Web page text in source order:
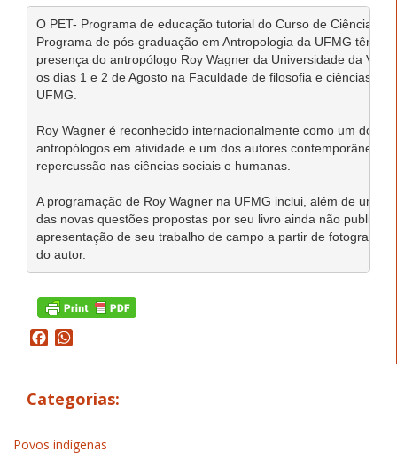
O PET- Programa de educação tutorial do Curso de Ciências
Programa de pós-graduação em Antropologia da UFMG têm o
presença do antropólogo Roy Wagner da Universidade da
os dias 1 e 2 de Agosto na Faculdade de filosofia e ciências
UFMG.
Roy Wagner é reconhecido internacionalmente como um dos
antropólogos em atividade e um dos autores contemporâneos
repercussão nas ciências sociais e humanas.
A programação de Roy Wagner na UFMG inclui, além de uma
das novas questões propostas por seu livro ainda não
apresentação de seu trabalho de campo a partir de fotografias
do autor.
Facebook
Categorias:
Povos indígenas